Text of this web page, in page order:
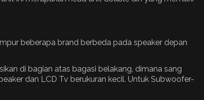
beberapa brand berbeda pada speaker depan
di bagian atas bagasi belakang, dimana sang
dan LCD Tv berukuran kecil. Untuk Subwoofer-